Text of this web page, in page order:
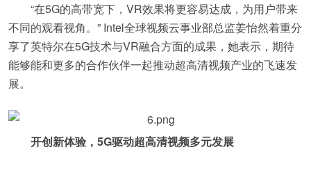
“在5G的高带宽下，VR效果将更容易达成，为用户带来
不同的观看视角。” Intel全球视频云事业部总监姜怡然着重分
享了英特尔在5G技术与VR融合方面的成果，她表示，期待
能够能和更多的合作伙伴一起推动超高清视频产业的飞速发
展。
开创新体验，5G驱动超高清视频多元发展